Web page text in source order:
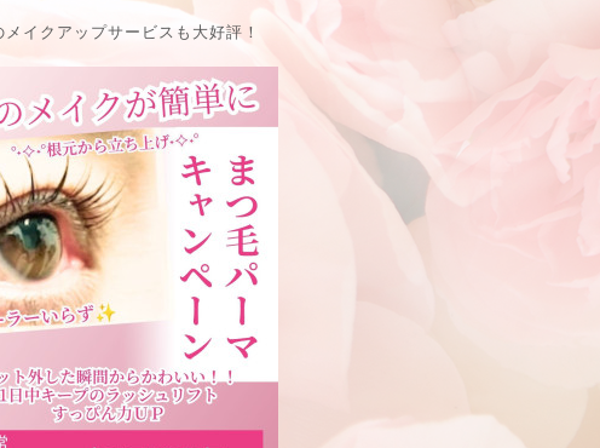
メイクアップサービスも大好評！